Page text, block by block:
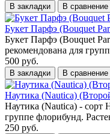
В закладки В сравнение
Букет Парфэ (Bouquet
Букет Парфэ (Bouquet
рекомендована для
500 руб.
В закладки В сравнение
Наутика (Nautica)
Наутика (Nautica) - сорт
группе флорибунд.
250 руб.